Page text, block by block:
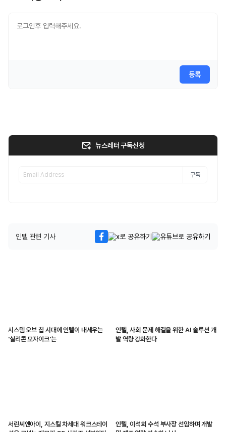
등록
뉴스레터 구독신청
구독
인텔 관련 기사
시스템 오브 칩 시대에 인텔이 내세우는
'실리콘 모자이크'는
인텔, 사회 문제 해결을 위한 AI 솔루션 개
발 역량 강화한다
서린씨앤아이, 지스킬 차세대 워크스테이
인텔, 이석희 수석 부사장 선임하며 개발